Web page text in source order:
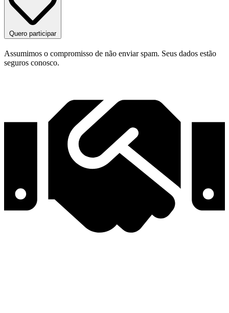
Quero participar
Assumimos o compromisso de não enviar spam. Seus dados estão
seguros conosco.